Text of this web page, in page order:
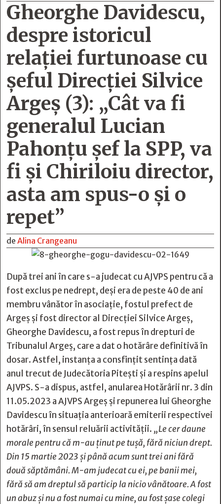
Gheorghe Davidescu,
despre istoricul
relaţiei furtunoase cu
şeful Direcţiei Silvice
Argeş (3): „Cât va fi
generalul Lucian
Pahonţu şef la SPP, va
fi şi Chiriloiu director,
asta am spus-o şi o
repet”
de Alina Crangeanu
După trei ani în care s-a judecat cu AJVPS pentru că a
fost exclus pe nedrept, deși era de peste 40 de ani
membru vânător în asociație, fostul prefect de
Argeș și fost director al Direcției Silvice Argeș,
Gheorghe Davidescu, a fost repus în drepturi de
Tribunalul Argeș, care a dat o hotărâre definitivă în
dosar. Astfel, instanța a consfințit sentința dată
anul trecut de Judecătoria Pitești și a respins apelul
AJVPS. S-a dispus, astfel, anularea Hotărârii nr. 3 din
11.05.2023 a AJVPS Argeș și repunerea lui Gheorghe
Davidescu în situația anterioară emiterii respectivei
hotărâri, în sensul reluării activității. „Le cer daune
morale pentru că m-au ținut pe tușă, fără niciun drept.
Din 15 martie 2023 și până acum sunt trei ani fără
două săptămâni. M-am judecat cu ei, pe banii mei,
fără să am dreptul să particip la nicio vânătoare. A fost
un abuz și nu a fost numai cu mine, au fost șase colegi